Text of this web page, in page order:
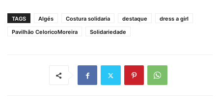
TAGS Algés Costura solidaria destaque
dress a girl
Pavilhão CeloricoMoreira
Solidariedade